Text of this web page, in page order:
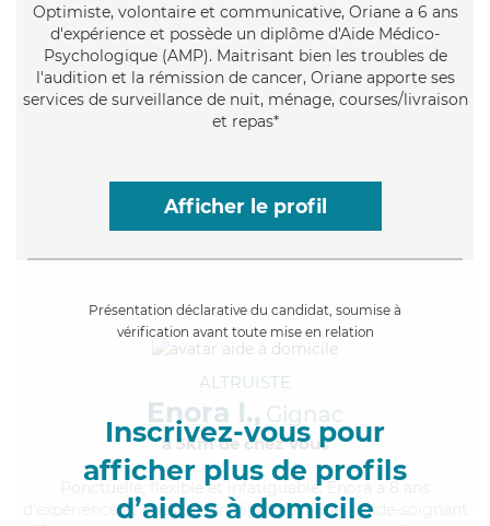
Optimiste, volontaire et communicative, Oriane a 6 ans
d'expérience et possède un diplôme d'Aide Médico-
Psychologique (AMP). Maitrisant bien les troubles de
l'audition et la rémission de cancer, Oriane apporte ses
services de surveillance de nuit, ménage, courses/livraison
et repas*
Afficher le profil
Présentation déclarative du candidat, soumise à
vérification avant toute mise en relation
Inscrivez-vous pour
afficher plus de profils
d’aides à domicile
ALTRUISTE
Enora I., Gignac
à 5km de chez Vous
, flexible et infatiguable, Enora a 8 ans
d'expérience et possède un diplôme d'Etat d'aide-soignant